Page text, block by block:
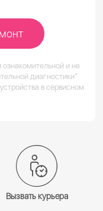
и не
диагностики”
в сервисном
Вызвать курьера